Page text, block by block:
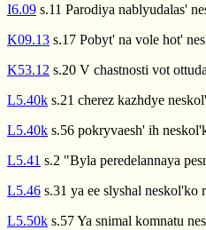
I6.09 s.11 Parodiya nablyudalas'
K09.13 s.17 Pobyt' na vole hot'
K53.12 s.20 V chastnosti vot
L5.40k s.21 cherez kazhdye
L5.40k s.56 pokryvaesh' ih
L5.41 s.2 "Byla peredelannaya
L5.46 s.31 ya ee slyshal neskol'ko
L5.50k s.57 Ya snimal komnatu